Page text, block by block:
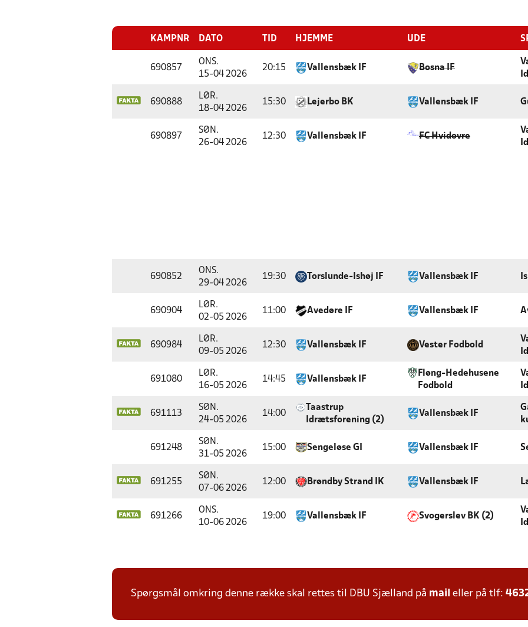
KAMPNR DATO TID HJEMME UDE
690857
ONS.
15-04 2026
20:15 Vallensbæk IF Bosna IF
690888
LØR.
18-04 2026
15:30 Lejerbo BK Vallensbæk IF
690897
SØN.
26-04 2026
12:30 Vallensbæk IF FC Hvidovre
690852
ONS.
29-04 2026
19:30 Torslunde-Ishøj IF Vallensbæk IF
690904
LØR.
02-05 2026
11:00 Avedøre IF Vallensbæk IF
690984
LØR.
09-05 2026
12:30 Vallensbæk IF Vester Fodbold
691080
LØR.
16-05 2026
14:45 Vallensbæk IF
Fløng-Hedehusene
Fodbold
691113
SØN.
24-05 2026
14:00
Taastrup
Idrætsforening (2)
Vallensbæk IF
691248
SØN.
31-05 2026
15:00 Sengeløse GI Vallensbæk IF
691255
SØN.
07-06 2026
12:00 Brøndby Strand IK Vallensbæk IF
691266
ONS.
10-06 2026
19:00 Vallensbæk IF Svogerslev BK (2)
Spørgsmål omkring denne række skal rettes til DBU Sjælland på mail eller på tlf: